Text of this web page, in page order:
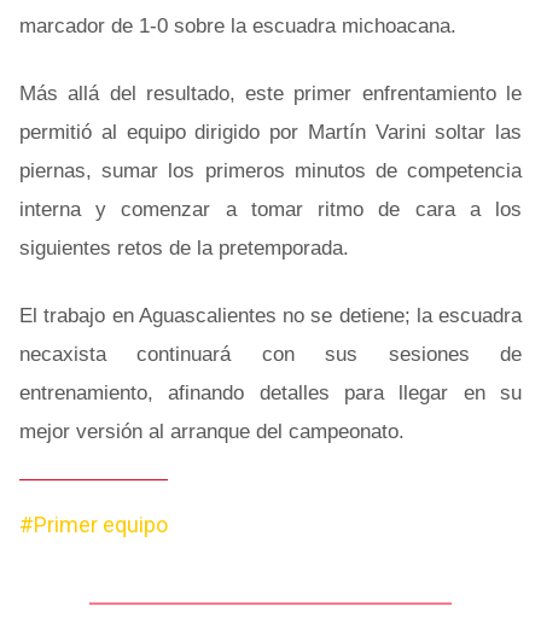
marcador de 1-0 sobre la escuadra michoacana.
Más allá del resultado, este primer enfrentamiento le
permitió al equipo dirigido por Martín Varini soltar las
piernas, sumar los primeros minutos de competencia
interna y comenzar a tomar ritmo de cara a los
siguientes retos de la pretemporada.
El trabajo en Aguascalientes no se detiene; la escuadra
necaxista continuará con sus sesiones de
entrenamiento, afinando detalles para llegar en su
mejor versión al arranque del campeonato.
#Primer equipo